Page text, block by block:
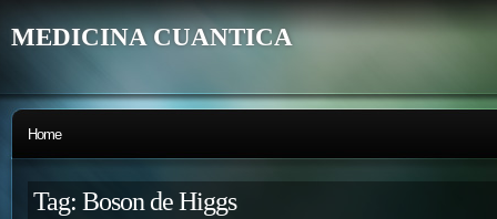
MEDICINA CUANTICA
Home
Tag: Boson de Higgs